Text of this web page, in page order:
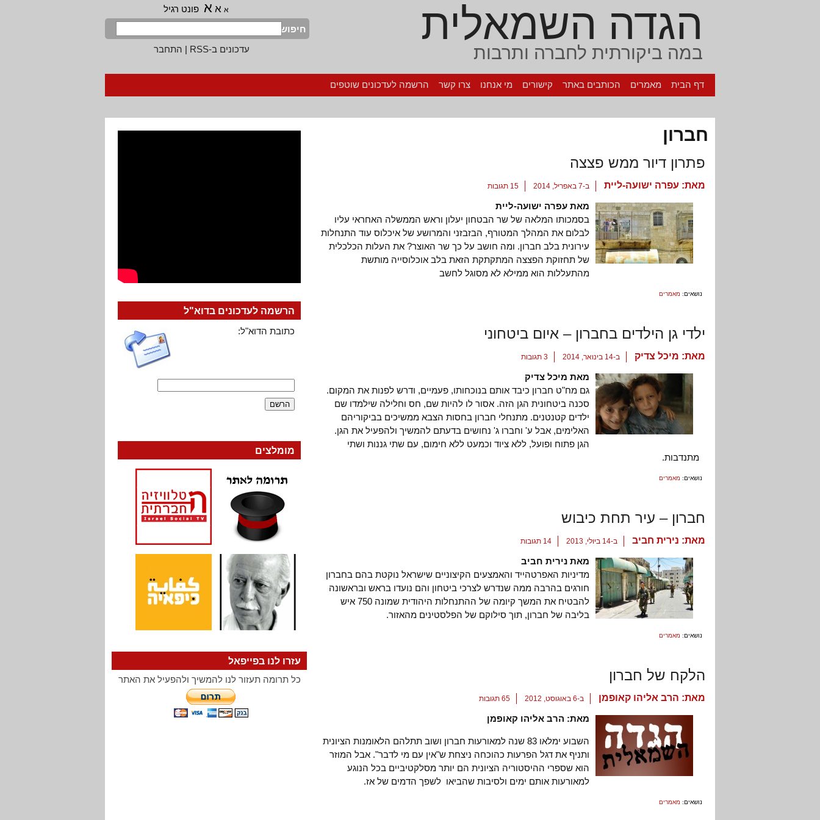
הגדה השמאלית
במה ביקורתית לחברה ותרבות
א א א פונט רגיל
חיפוש
עדכונים ב-RSS
| התחבר
דף הבית מאמרים הכותבים באתר קישורים מי אנחנו צרו קשר הרשמה לעדכונים שוטפים
חברון
פתרון דיור ממש פצצה
מאת: עפרה ישועה-ליית ב-7 באפריל, 2014 15 תגובות
מאת עפרה ישועה-ליית
בסמכותו המלאה של שר הבטחון יעלון וראש הממשלה האחראי עליו
לבלום את המהלך המטורף, הבזבזני והמרושע של איכלוס עוד התנחלות
עירונית בלב חברון. ומה חושב על כך שר האוצר? את העלות הכלכלית
של תחזוקת הפצצה המתקתקת הזאת בלב אוכלוסייה מותשת
מהתעללות הוא ממילא לא מסוגל לחשב
נושאים: מאמרים
ילדי גן הילדים בחברון – איום ביטחוני
מאת: מיכל צדיק ב-14 בינואר, 2014 3 תגובות
מאת מיכל צדיק
גם מח"ט חברון כיבד אותם בנוכחותו, פעמיים, ודרש לפנות את המקום.
סכנה ביטחונית הגן הזה. אסור לו להיות שם, חס וחלילה שילמדו שם
ילדים קטנטנים. מתנחלי חברון בחסות הצבא ממשיכים בביקוריהם
האלימים, אבל ע' וחברו ג' נחושים בדעתם להמשיך ולהפעיל את הגן.
הגן פתוח ופועל, ללא ציוד וכמעט ללא חימום, עם שתי גננות ושתי
מתנדבות.
נושאים: מאמרים
חברון – עיר תחת כיבוש
מאת: נירית חביב ב-14 ביולי, 2013 14 תגובות
מאת נירית חביב
מדיניות האפרטהייד והאמצעים הקיצוניים שישראל נוקטת בהם בחברון
חורגים בהרבה ממה שנדרש לצרכי ביטחון והם נועדו בראש ובראשונה
להבטיח את המשך קיומה של ההתנחלות היהודית שמונה 750 איש
בליבה של חברון, תוך סילוקם של הפלסטינים מהאזור.
נושאים: מאמרים
הלקח של חברון
מאת: הרב אליהו קאופמן ב-6 באוגוסט, 2012 65 תגובות
מאת: הרב אליהו קאופמן
השבוע ימלאו 83 שנה למאורעות חברון ושוב תתלהם הלאומנות הציונית
ותניף את דגל הפרעות כהוכחה ניצחת ש"אין עם מי לדבר". אבל המוזר
הוא שספרי ההיסטוריה הציונית הם יותר מסלקטיביים בכל הנוגע
למאורעות אותם ימים ולסיבות שהביאו לשפך הדמים של אז.
נושאים: מאמרים
הרשמה לעדכונים בדוא"ל
כתובת הדוא"ל:
מומלצים
עזרו לנו בפייפאל
כל תרומה תעזור לנו להמשיך ולהפעיל את האתר